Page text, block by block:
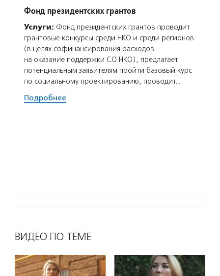
Фонд президентских грантов
Услуги: Фонд президентских грантов проводит
грантовые конкурсы среди НКО и среди регионов
(в целях софинансирования расходов
на оказание поддержки СО НКО), предлагает
потенциальным заявителям пройти базовый курс
по социальному проектированию, проводит…
Подробнее
ВИДЕО ПО ТЕМЕ